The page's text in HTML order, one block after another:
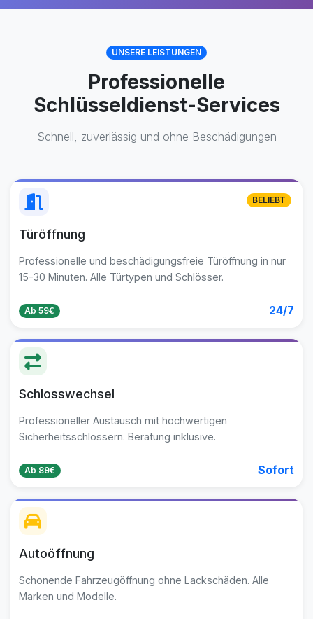
UNSERE LEISTUNGEN
Professionelle
Schlüsseldienst-Services
Schnell, zuverlässig und ohne Beschädigungen
Türöffnung
Professionelle und beschädigungsfreie Türöffnung in nur
15-30 Minuten. Alle Türtypen und Schlösser.
Ab 59€ 24/7
BELIEBT
Schlosswechsel
Professioneller Austausch mit hochwertigen
Sicherheitsschlössern. Beratung inklusive.
Ab 89€ Sofort
Autoöffnung
Schonende Fahrzeugöffnung ohne Lackschäden. Alle
Marken und Modelle.